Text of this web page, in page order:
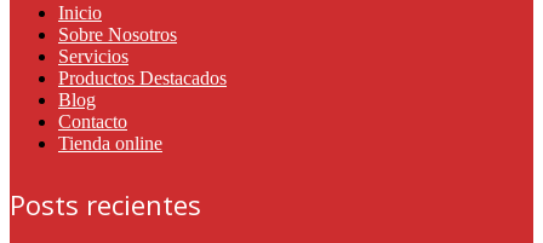
Inicio
Sobre Nosotros
Servicios
Productos Destacados
Blog
Contacto
Tienda online
Posts recientes